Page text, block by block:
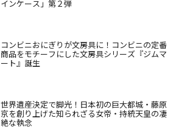
インケース」第２弾
コンビニおにぎりが文房具に！コンビニの定番
商品をモチーフにした文房具シリーズ『ジムマ
ート』誕生
世界遺産決定で脚光！日本初の巨大都城・藤原
京を創り上げた知られざる女帝・持統天皇の凄
絶な執念